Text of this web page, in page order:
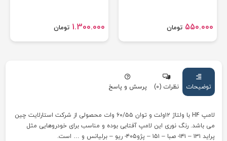
تومان550.000 تومان1.300.000
توضیحات نظرات (0) پرسش و پاسخ
لامپ H4 با ولتاژ ۱۲ولت و توان ۶۰/۵۵ وات محصولی از شرکت استارلایت چین
می باشد. رنگ نوری این لامپ آفتابی بوده و مناسب برای خودروهایی مثل
پراید ۱۳۱ – ۱۴۱- صبا – ۱۵۱ – پژو۴۰۵- ریو – برلیانس و … است.